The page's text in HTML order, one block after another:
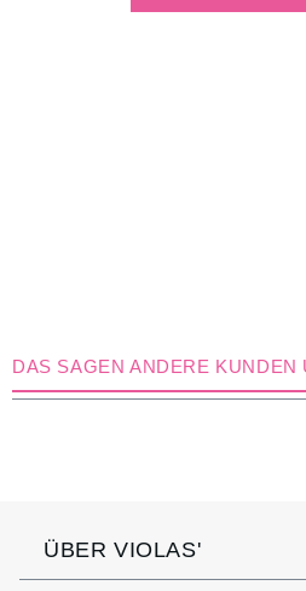
DAS SAGEN ANDERE KUNDEN
ÜBER VIOLAS'